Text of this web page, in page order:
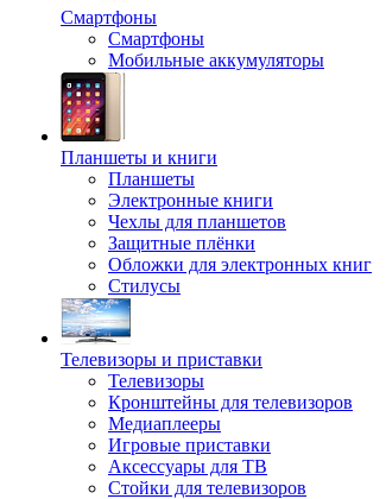
Смартфоны
Смартфоны
Мобильные аккумуляторы
Планшеты и книги
Планшеты
Электронные книги
Чехлы для планшетов
Защитные плёнки
Обложки для электронных книг
Стилусы
Телевизоры и приставки
Телевизоры
Кронштейны для телевизоров
Медиаплееры
Игровые приставки
Аксессуары для ТВ
Стойки для телевизоров